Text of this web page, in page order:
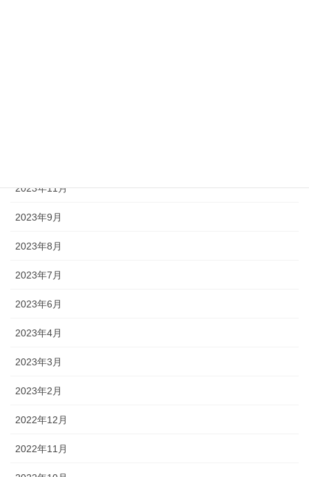
2023年11月
2023年9月
2023年8月
2023年7月
2023年6月
2023年4月
2023年3月
2023年2月
2022年12月
2022年11月